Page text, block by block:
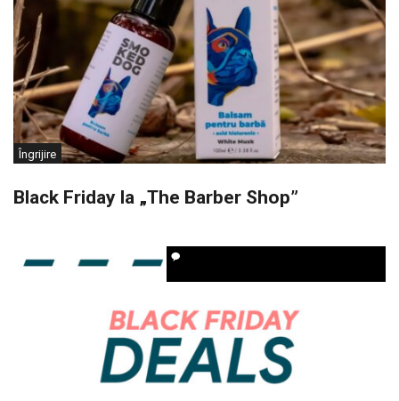
Îngrijire
Black Friday la „The Barber Shop”